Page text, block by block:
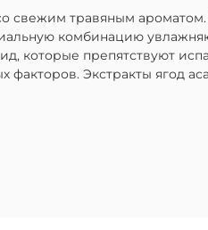
свежим травяным
комбинацию
которые препятствуют
Экстракты ягод